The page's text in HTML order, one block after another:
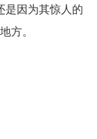
是因为其惊人的
方。